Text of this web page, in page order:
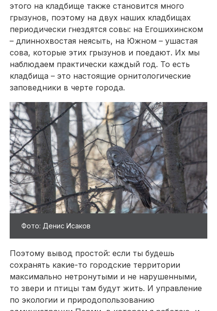
этого на кладбище также становится много
грызунов, поэтому на двух наших кладбищах
периодически гнездятся совы: на Егошихинском
– длиннохвостая неясыть, на Южном – ушастая
сова, которые этих грызунов и поедают. Их мы
наблюдаем практически каждый год. То есть
кладбища – это настоящие орнитологические
заповедники в черте города.
Фото: Денис Исаков
Поэтому вывод простой: если ты будешь
сохранять какие-то городские территории
максимально нетронутыми и не нарушенными,
то звери и птицы там будут жить. И управление
по экологии и природопользованию